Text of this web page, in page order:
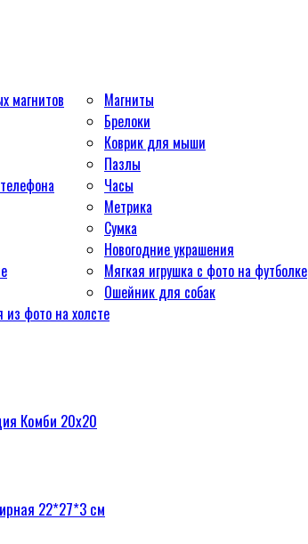
магнитов
Магниты
Брелоки
Коврик для мыши
Пазлы
Часы
Метрика
Сумка
Новогодние украшения
Мягкая игрушка с фото на футболке
Ошейник для собак
фото на холсте
Комби 20x20
22*27*3 см